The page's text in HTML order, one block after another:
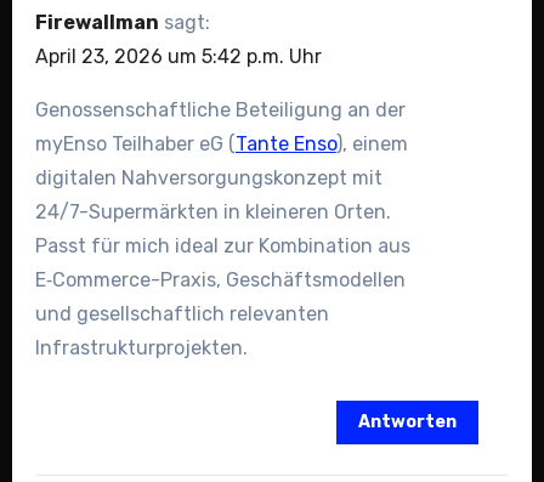
Firewallman sagt:
April 23, 2026 um 5:42 p.m. Uhr
Genossenschaftliche Beteiligung an der
myEnso Teilhaber eG (Tante Enso), einem
digitalen Nahversorgungskonzept mit
24/7-Supermärkten in kleineren Orten.
Passt für mich ideal zur Kombination aus
E‑Commerce-Praxis, Geschäftsmodellen
und gesellschaftlich relevanten
Infrastrukturprojekten.
Antworten